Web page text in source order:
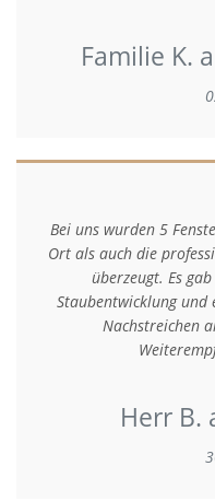
Familie K.
Bei uns wurden 5
Ort als auch die
überzeugt. Es
Staubentwicklung und
Nachstreichen
Herr B.